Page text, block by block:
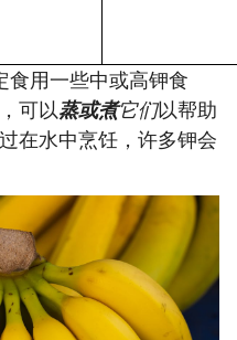
食用一些中或高钾食
可以蒸或煮它们以帮助
在水中烹饪，许多钾会